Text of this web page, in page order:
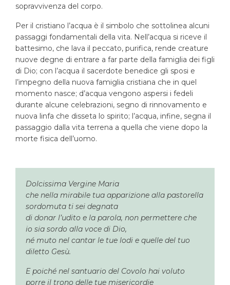
sopravvivenza del corpo.
Per il cristiano l’acqua è il simbolo che sottolinea alcuni
passaggi fondamentali della vita. Nell’acqua si riceve il
battesimo, che lava il peccato, purifica, rende creature
nuove degne di entrare a far parte della famiglia dei figli
di Dio; con l’acqua il sacerdote benedice gli sposi e
l’impegno della nuova famiglia cristiana che in quel
momento nasce; d’acqua vengono aspersi i fedeli
durante alcune celebrazioni, segno di rinnovamento e
nuova linfa che disseta lo spirito; l’acqua, infine, segna il
passaggio dalla vita terrena a quella che viene dopo la
morte fisica dell’uomo.
Dolcissima Vergine Maria
che nella mirabile tua apparizione alla pastorella
sordomuta ti sei degnata
di donar l’udito e la parola, non permettere che
io sia sordo alla voce di Dio,
né muto nel cantar le tue lodi e quelle del tuo
diletto Gesù.
E poiché nel santuario del Covolo hai voluto
porre il trono delle tue misericordie